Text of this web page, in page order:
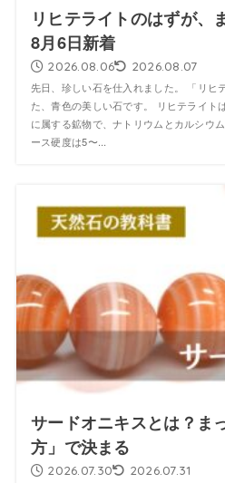
リヒテライトのはずが、
8月6日新着
2026.08.06 2026.08.07
先日、珍しい石を仕入れました。 「リヒ
た、青色の美しい石です。 リヒテライト
に属する鉱物で、ナトリウムとカルシウ
ース硬度は5〜...
サードオニキスとは？ま
方」で決まる
2026.07.30 2026.07.31